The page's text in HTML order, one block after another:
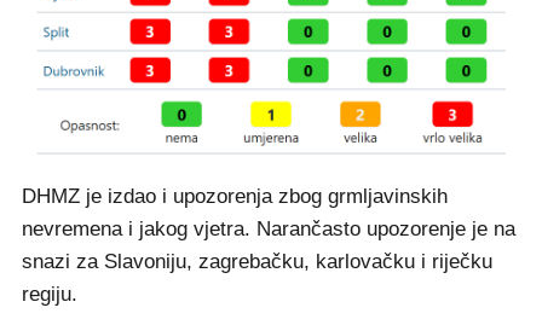
DHMZ je izdao i upozorenja zbog grmljavinskih
nevremena i jakog vjetra. Narančasto upozorenje je na
snazi za Slavoniju, zagrebačku, karlovačku i riječku
regiju.